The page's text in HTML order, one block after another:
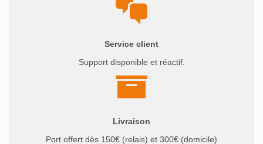
Service client
Support disponible et réactif.
Livraison
Port offert dès 150€ (relais) et 300€ (domicile)